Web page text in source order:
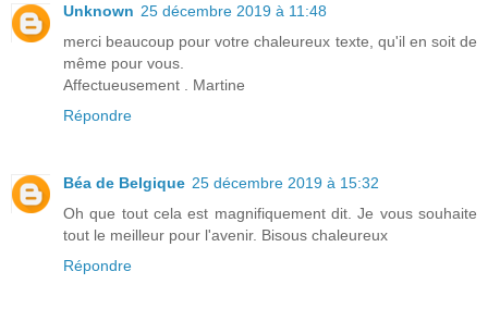
Unknown 25 décembre 2019 à 11:48
merci beaucoup pour votre chaleureux texte, qu'il en soit de
même pour vous.
Affectueusement . Martine
Répondre
Béa de Belgique 25 décembre 2019 à 15:32
Oh que tout cela est magnifiquement dit. Je vous souhaite
tout le meilleur pour l'avenir. Bisous chaleureux
Répondre